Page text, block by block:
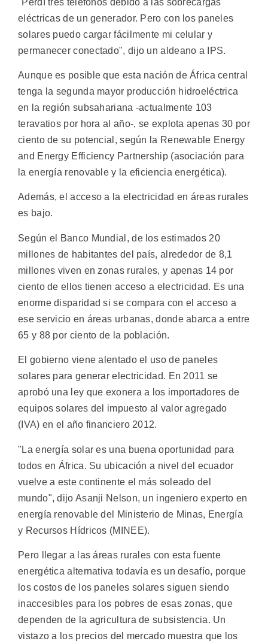
eléctricas de un generador. Pero con los paneles
solares puedo cargar fácilmente mi celular y
permanecer conectado", dijo un aldeano a IPS.
Aunque es posible que esta nación de África central
tenga la segunda mayor producción hidroeléctrica
en la región subsahariana -actualmente 103
teravatios por hora al año-, se explota apenas 30 por
ciento de su potencial, según la Renewable Energy
and Energy Efficiency Partnership (asociación para
la energía renovable y la eficiencia energética).
Además, el acceso a la electricidad en áreas rurales
es bajo.
Según el Banco Mundial, de los estimados 20
millones de habitantes del país, alrededor de 8,1
millones viven en zonas rurales, y apenas 14 por
ciento de ellos tienen acceso a electricidad. Es una
enorme disparidad si se compara con el acceso a
ese servicio en áreas urbanas, donde abarca a entre
65 y 88 por ciento de la población.
El gobierno viene alentado el uso de paneles
solares para generar electricidad. En 2011 se
aprobó una ley que exonera a los importadores de
equipos solares del impuesto al valor agregado
(IVA) en el año financiero 2012.
"La energía solar es una buena oportunidad para
todos en África. Su ubicación a nivel del ecuador
vuelve a este continente el más soleado del
mundo", dijo Asanji Nelson, un ingeniero experto en
energía renovable del Ministerio de Minas, Energía
y Recursos Hídricos (MINEE).
Pero llegar a las áreas rurales con esta fuente
energética alternativa todavía es un desafío, porque
los costos de los paneles solares siguen siendo
inaccesibles para los pobres de esas zonas, que
dependen de la agricultura de subsistencia. Un
vistazo a los precios del mercado muestra que los